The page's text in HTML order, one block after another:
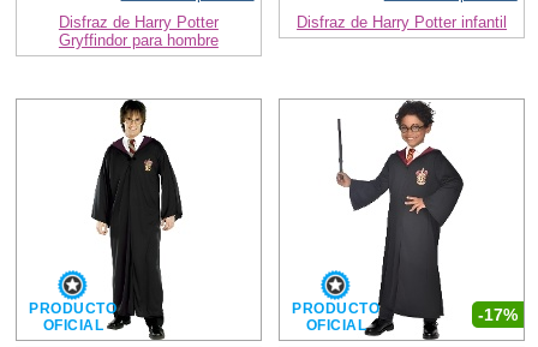
Disfraz de Harry Potter
Gryffindor para hombre
Disfraz de Harry Potter infantil
PRODUCTO
OFICIAL
-17%
PRODUCTO
OFICIAL